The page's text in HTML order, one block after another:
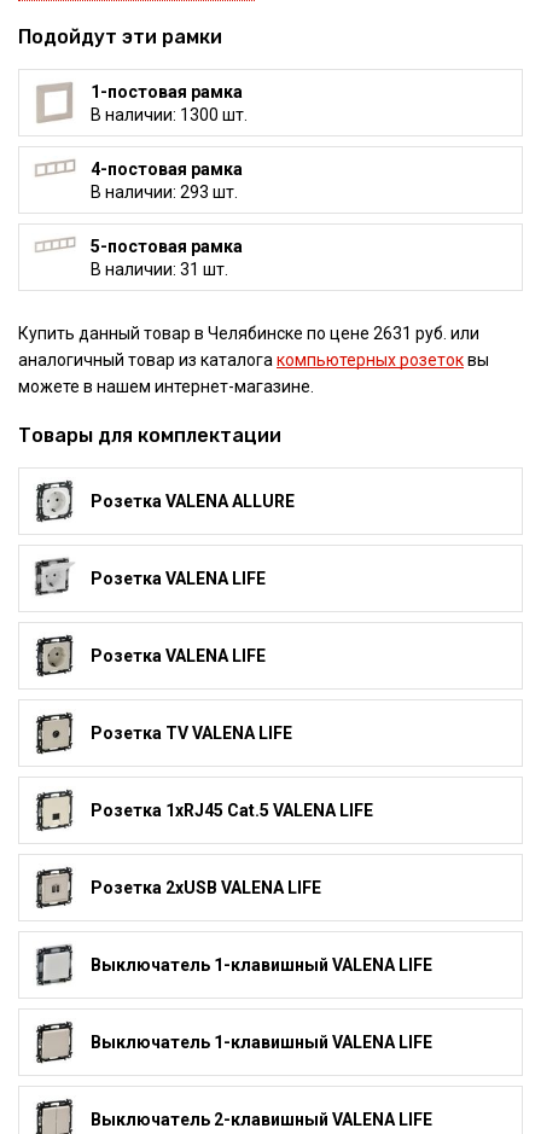
Подойдут эти рамки
1-постовая рамка
В наличии: 1300 шт.
4-постовая рамка
В наличии: 293 шт.
5-постовая рамка
В наличии: 31 шт.
Купить данный товар в Челябинске по цене 2631 руб. или
аналогичный товар из каталогакомпьютерных розетоквы
можете в нашем интернет-магазине.
Товары для комплектации
Розетка VALENA ALLURE
Розетка VALENA LIFE
Розетка VALENA LIFE
Розетка TV VALENA LIFE
Розетка 1xRJ45 Cat.5 VALENA LIFE
Розетка 2xUSB VALENA LIFE
Выключатель 1-клавишный VALENA LIFE
Выключатель 1-клавишный VALENA LIFE
Выключатель 2-клавишный VALENA LIFE